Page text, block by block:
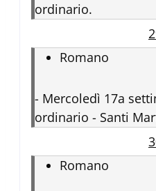
ordinario.
Romano
- Mercoledì 17a
ordinario - Santi
Romano